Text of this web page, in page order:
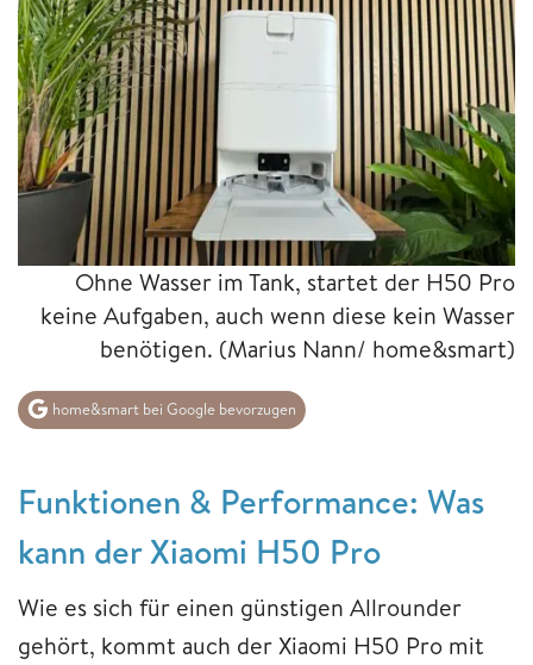
Ohne Wasser im Tank, startet der H50 Pro
keine Aufgaben, auch wenn diese kein Wasser
benötigen. (Marius Nann/ home&smart)
home&smart bei Google bevorzugen
Funktionen & Performance: Was
kann der Xiaomi H50 Pro
Wie es sich für einen günstigen Allrounder
gehört, kommt auch der Xiaomi H50 Pro mit